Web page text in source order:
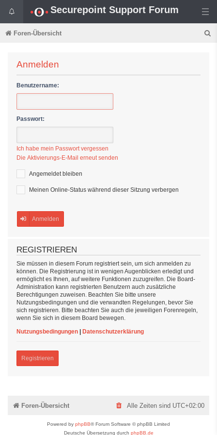
Securepoint Support Forum
Foren-Übersicht
Anmelden
Benutzername:
Passwort:
Ich habe mein Passwort vergessen
Die Aktivierungs-E-Mail erneut senden
Angemeldet bleiben
Meinen Online-Status während dieser Sitzung verbergen
Anmelden
REGISTRIEREN
Sie müssen in diesem Forum registriert sein, um sich anmelden zu
können. Die Registrierung ist in wenigen Augenblicken erledigt und
ermöglicht es Ihnen, auf weitere Funktionen zuzugreifen. Die Board-
Administration kann registrierten Benutzern auch zusätzliche
Berechtigungen zuweisen. Beachten Sie bitte unsere
Nutzungsbedingungen und die verwandten Regelungen, bevor Sie
sich registrieren. Bitte beachten Sie auch die jeweiligen Forenregeln,
wenn Sie sich in diesem Board bewegen.
Nutzungsbedingungen | Datenschutzerklärung
Registrieren
Foren-Übersicht Alle Zeiten sind UTC+02:00
Powered by phpBB® Forum Software © phpBB Limited
Deutsche Übersetzung durch phpBB.de